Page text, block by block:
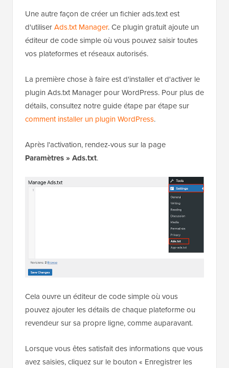
Une autre façon de créer un fichier ads.text est
d'utiliserAds.txt Manager. Ce plugin gratuit ajoute un
éditeur de code simple où vous pouvez saisir toutes
vos plateformes et réseaux autorisés.
La première chose à faire est d'installer et d'activer le
plugin Ads.txt Manager pour WordPress. Pour plus de
détails, consultez notre guide étape par étape sur
comment installer un plugin WordPress.
Après l'activation, rendez-vous sur la page
Paramètres » Ads.txt.
Cela ouvre un éditeur de code simple où vous
pouvez ajouter les détails de chaque plateforme ou
revendeur sur sa propre ligne, comme auparavant.
Lorsque vous êtes satisfait des informations que vous
avez saisies, cliquez sur le bouton « Enregistrer les